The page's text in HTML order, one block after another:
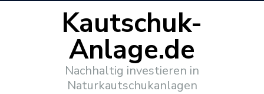
Kautschuk-
Anlage.de
Nachhaltig investieren in
Naturkautschukanlagen